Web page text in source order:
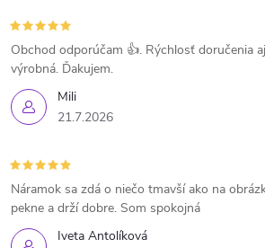
Mili
21.7.2026
Obchod odporúčam 👍. Rýchlosť doručenia
výrobná. Ďakujem.
Iveta Antolíková
Náramok sa zdá o niečo tmavší ako na
pekne a drží dobre. Som spokojná